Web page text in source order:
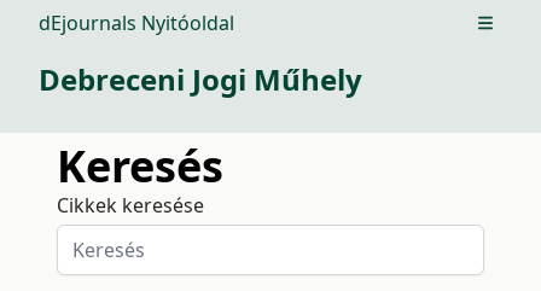
dEjournals Nyitóoldal Open
Debreceni Jogi Műhely
Keresés
Cikkek keresése